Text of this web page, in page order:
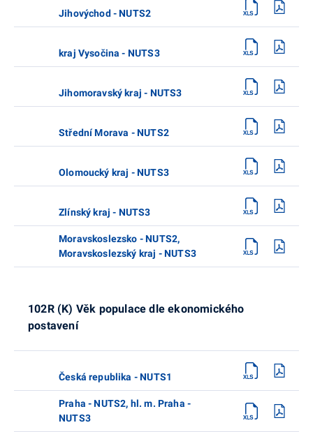
Jihovýchod - NUTS2
kraj Vysočina - NUTS3
Jihomoravský kraj - NUTS3
Střední Morava - NUTS2
Olomoucký kraj - NUTS3
Zlínský kraj - NUTS3
Moravskoslezsko - NUTS2,
Moravskoslezský kraj - NUTS3
102R (K) Věk populace dle ekonomického
postavení
Česká republika - NUTS1
Praha - NUTS2, hl. m. Praha -
NUTS3